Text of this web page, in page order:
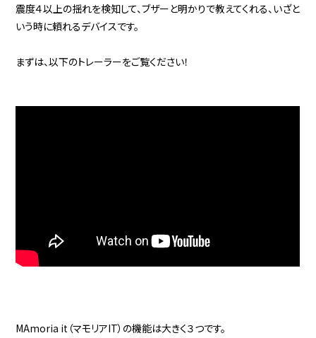
震度４以上の揺れを検知して、ブザーと明かりで教えてくれる、いざと
いう時に頼れるデバイスです。
まずは、以下のトレーラーをご覧ください！
MAmoria it（マモリアIT）の機能は大きく３つです。